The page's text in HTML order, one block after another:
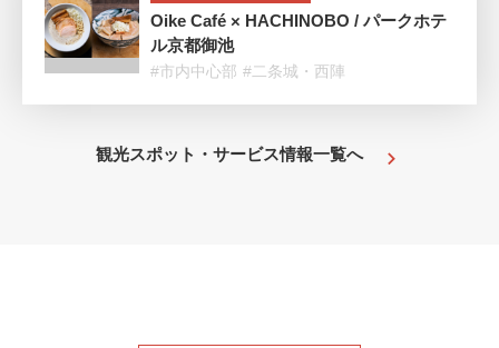
Oike Café × HACHINOBO / パークホテ
ル京都御池
#市内中心部 #二条城・西陣
観光スポット・サービス情報一覧へ